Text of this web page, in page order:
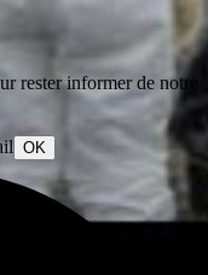
rester informer de notre